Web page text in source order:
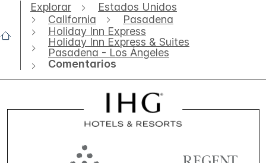
Explorar
Estados Unidos
California
Pasadena
Holiday Inn Express
Holiday Inn Express & Suites
Pasadena - Los Ángeles
Comentarios